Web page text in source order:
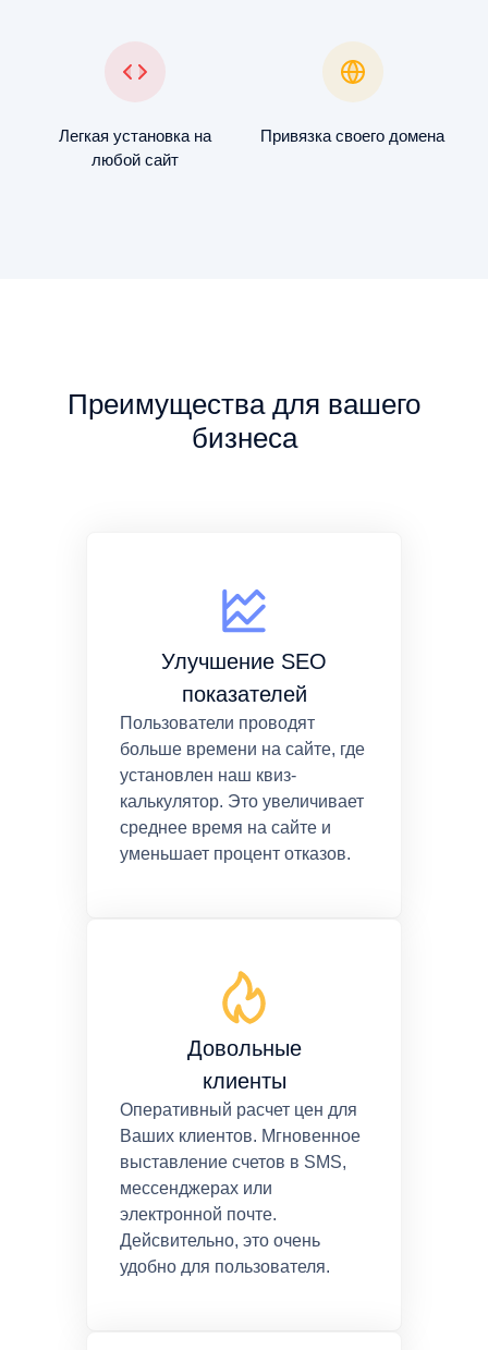
Легкая установка на
любой сайт
Привязка своего домена
Преимущества для вашего
бизнеса
Улучшение SEO
показателей
Пользователи проводят
больше времени на сайте, где
установлен наш квиз-
калькулятор. Это увеличивает
среднее время на сайте и
уменьшает процент отказов.
Довольные
клиенты
Оперативный расчет цен для
Ваших клиентов. Мгновенное
выставление счетов в SMS,
мессенджерах или
электронной почте.
Дейсвительно, это очень
удобно для пользователя.